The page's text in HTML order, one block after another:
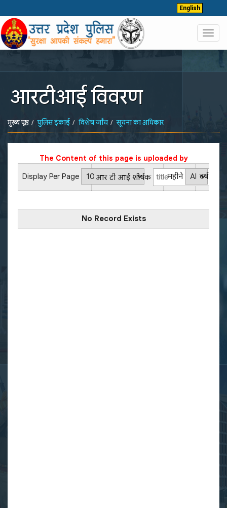
English
आरटीआई विवरण
मुख्य पृष्ठ पुलिस इकाई विशेष जाँच सूचना का अधिकार
The Content of this page is uploaded by
Display Per Page
आर टी आई शीर्षक महीने वर्ष
No Record Exists